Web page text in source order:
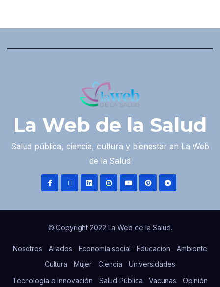
La Web de la Salud
Salud pública, ciencia, cultura y bienestar en La Web
de la Salud
© Copyright 2022 La Web de la Salud.
Nosotros Aliados Economía social Educacion
Ambiente
Cultura
Mujer Ciencia
Universidades
Tecnología e innovación
Salud Pública Vacunas Opinión